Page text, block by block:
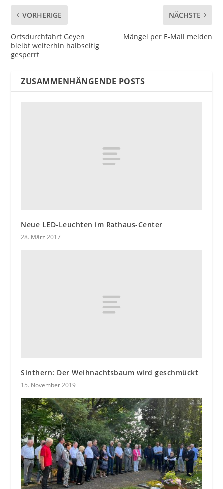
VORHERIGE
Ortsdurchfahrt Geyen
bleibt weiterhin halbseitig
gesperrt
NÄCHSTE
Mängel per E-Mail melden
ZUSAMMENHÄNGENDE POSTS
Neue LED-Leuchten im Rathaus-Center
28. März 2017
Sinthern: Der Weihnachtsbaum wird geschmückt
15. November 2019